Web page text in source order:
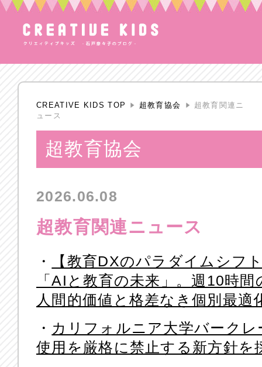
CREATIVE KIDS TOP 超教育協会
超教育関連ニ
ュース
超教育協会
2026.06.08
超教育関連ニュース
・
【教育DXのパラダイムシフ
「AIと教育の未来」。週10時
人間的価値と格差なき個別最
・ カリフォルニア大学バーク
使用を厳格に禁止する新方針